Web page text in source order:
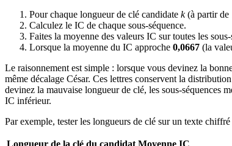
Pour chaque longueur de clé candidate k(à partir de
Calculez le IC de chaque sous-séquence.
Faites la moyenne des valeurs IC sur toutes les sous-
Lorsque la moyenne du IC approche 0,0667 (la
Le raisonnement est simple : lorsque vous devinez la
même décalage César. Ces lettres conservent la
devinez la mauvaise longueur de clé, les sous-séquences
IC inférieur.
Par exemple, tester les longueurs de clé sur un texte
Longueur de la clé du candidat Moyenne IC